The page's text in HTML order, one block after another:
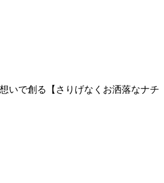
いで創る【さりげなくお洒落なナチ